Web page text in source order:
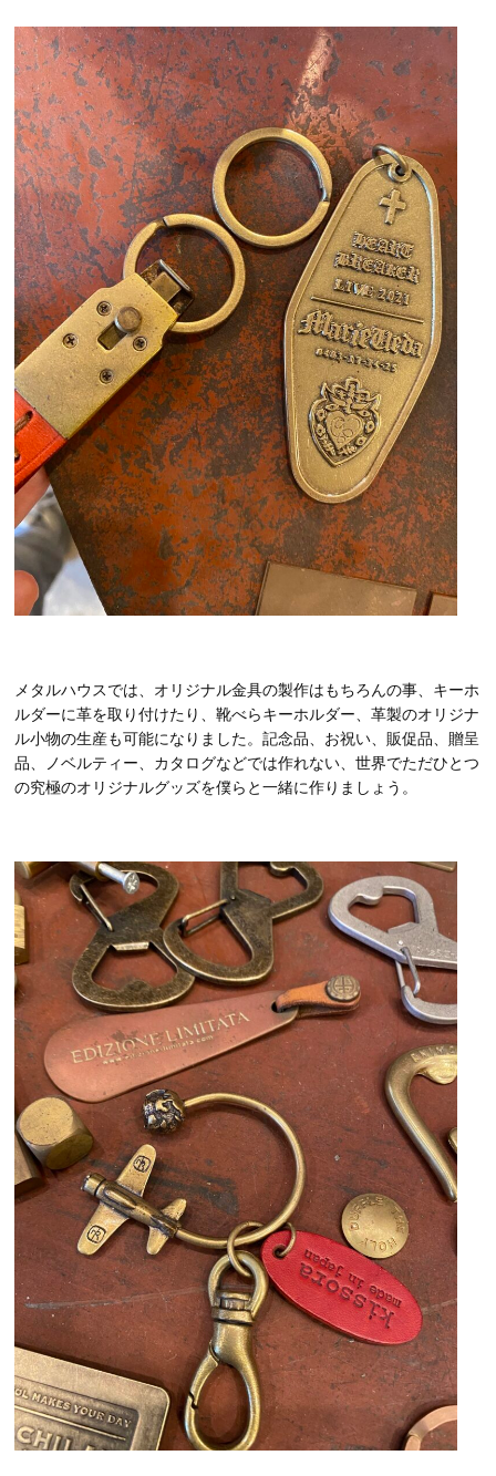
メタルハウスでは、オリジナル金具の製作はもちろんの事、キーホ
ルダーに革を取り付けたり、靴べらキーホルダー、革製のオリジナ
ル小物の生産も可能になりました。記念品、お祝い、販促品、贈呈
品、ノベルティー、カタログなどでは作れない、世界でただひとつ
の究極のオリジナルグッズを僕らと一緒に作りましょう。